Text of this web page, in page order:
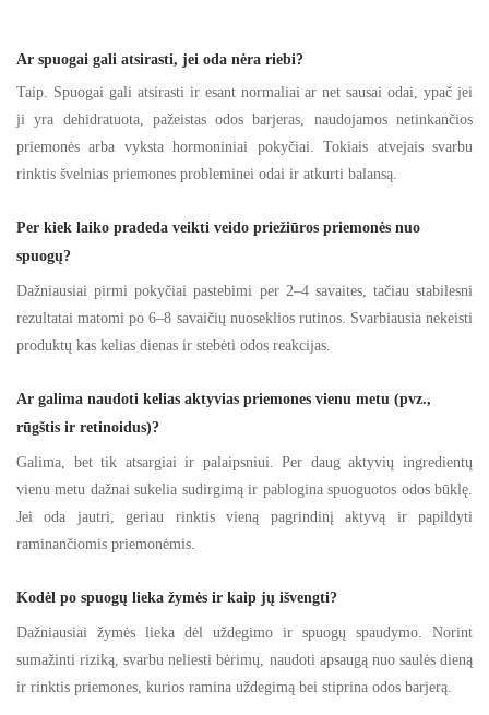
Ar spuogai gali atsirasti, jei oda nėra riebi?
Taip. Spuogai gali atsirasti ir esant normaliai ar net sausai odai, ypač jei
ji yra dehidratuota, pažeistas odos barjeras, naudojamos netinkančios
priemonės arba vyksta hormoniniai pokyčiai. Tokiais atvejais svarbu
rinktis švelnias priemones probleminei odai ir atkurti balansą.
Per kiek laiko pradeda veikti veido priežiūros priemonės nuo
spuogų?
Dažniausiai pirmi pokyčiai pastebimi per 2–4 savaites, tačiau stabilesni
rezultatai matomi po 6–8 savaičių nuoseklios rutinos. Svarbiausia nekeisti
produktų kas kelias dienas ir stebėti odos reakcijas.
Ar galima naudoti kelias aktyvias priemones vienu metu (pvz.,
rūgštis ir retinoidus)?
Galima, bet tik atsargiai ir palaipsniui. Per daug aktyvių ingredientų
vienu metu dažnai sukelia sudirgimą ir pablogina spuoguotos odos būklę.
Jei oda jautri, geriau rinktis vieną pagrindinį aktyvą ir papildyti
raminančiomis priemonėmis.
Kodėl po spuogų lieka žymės ir kaip jų išvengti?
Dažniausiai žymės lieka dėl uždegimo ir spuogų spaudymo. Norint
sumažinti riziką, svarbu neliesti bėrimų, naudoti apsaugą nuo saulės dieną
ir rinktis priemones, kurios ramina uždegimą bei stiprina odos barjerą.